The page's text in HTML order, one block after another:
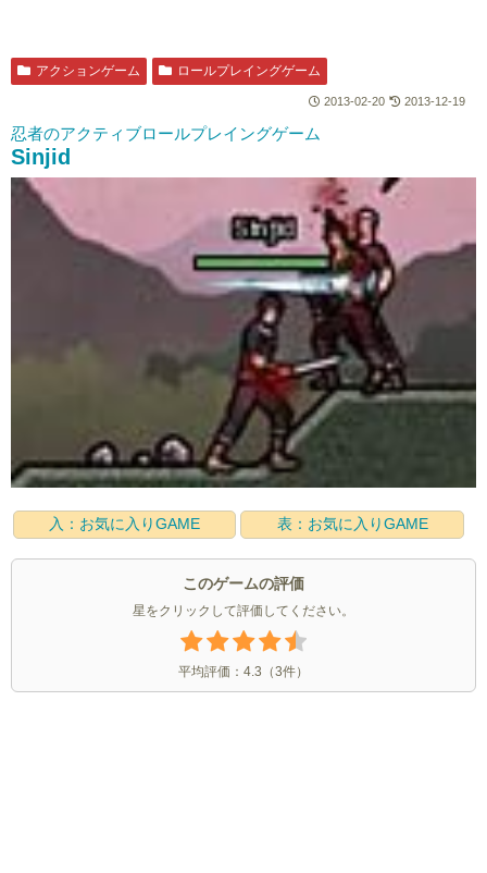
アクションゲーム ロールプレイングゲーム
2013-02-20 2013-12-19
忍者のアクティブロールプレイングゲーム
Sinjid
入：お気に入りGAME 表：お気に入りGAME
このゲームの評価
星をクリックして評価してください。
平均評価： 4.3 （3件）